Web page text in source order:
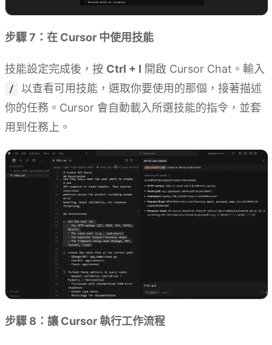
步驟 7：在 Cursor 中使用技能
技能設定完成後，按 Ctrl + I 開啟 Cursor Chat。輸入
/
以查看可用技能，選取你要使用的那個，接著描述
你的任務。Cursor 會自動載入所選技能的指令，並套
用到任務上。
步驟 8：讓 Cursor 執行工作流程